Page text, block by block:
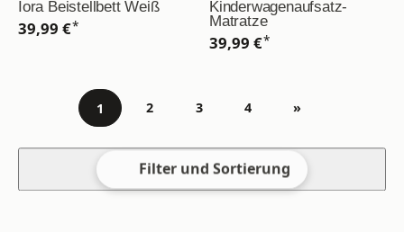
Filter und Sortierung
Iora Beistellbett Weiß
39,99 €*
Kinderwagenaufsatz-
Matratze
39,99 €*
1 2 3 4 »
Gehe zu Seite